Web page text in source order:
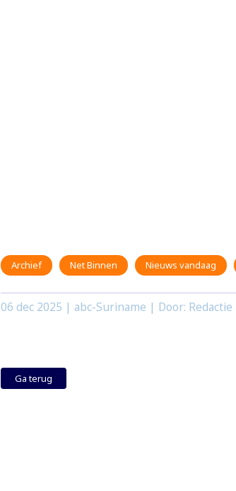
Archief Net Binnen Nieuws vandaag
06 dec 2025 | abc-Suriname | Door: Redactie
Ga terug